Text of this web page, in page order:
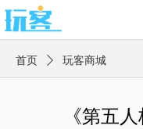
首页 ꄲ 玩客商城
《第五